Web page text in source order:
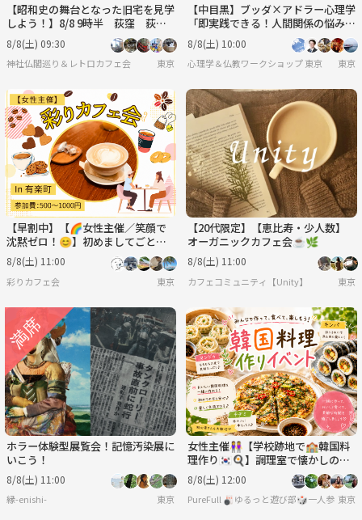
【昭和史の舞台となった旧宅を見学
しよう！】8/8 9時半 荻窪 荻外
荘 【常連の方参加費還元】
8/8(土) 09:30
神社仏閣巡り＆レトロカフェ会 東京
【中目黒】ブッダ×アドラー心理学
「即実践できる！人間関係の悩み解
決法」ワークショップ-東京
8/8(土) 10:00
心理学＆仏教ワークショップ 東京 東京
【早割中】【🌈女性主催／笑顔で
沈黙ゼロ！😊】初めましてごとま
るっと楽しむカフェ会✨
8/8(土) 11:00
彩りカフェ会 東京
【20代限定】【恵比寿・少人数】
オーガニックカフェ会☕️🌿
8/8(土) 11:00
カフェコミュニティ【Unity】 東京
ホラー体験型展覧会！記憶汚染展に
いこう！
8/8(土) 11:00
縁-enishi- 東京
女性主催👭【学校跡地で🏫韓国料
理作り🇰🇷🍳】調理室で懐かしの学
生気分🏫.*
8/8(土) 12:00
PureFull 🎳ゆるっと遊び部🎲一人参加で
東京